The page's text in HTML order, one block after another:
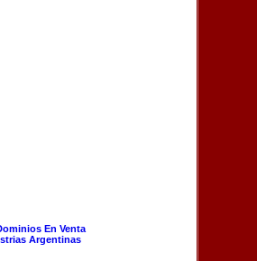
En Venta
Argentinas